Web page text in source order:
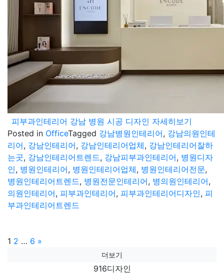
피부과인테리어 강남 병원 시공 디자인 자세히보기
Posted in OfficeTagged 강남병원인테리어, 강남의원인테
리어, 강남인테리어, 강남인테리어업체, 강남인테리어잘하
는곳, 강남인테리어트렌드, 강남피부과인테리어, 병원디자
인, 병원인테리어, 병원인테리어업체, 병원인테리어전문,
병원인테리어트렌드, 병원전문인테리어, 병의원인테리어,
의원인테리어, 피부과인테리어, 피부과인테리어디자인, 피
부과인테리어트렌드
글
Page
1 Page
2 … Page
6 »
더보기
916디자인